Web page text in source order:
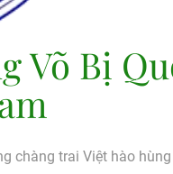
Võ Bị
chàng trai Việt hào